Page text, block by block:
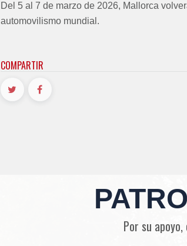
Del 5 al 7 de marzo de 2026, Mallorca
automovilismo mundial.
COMPARTIR
Por su